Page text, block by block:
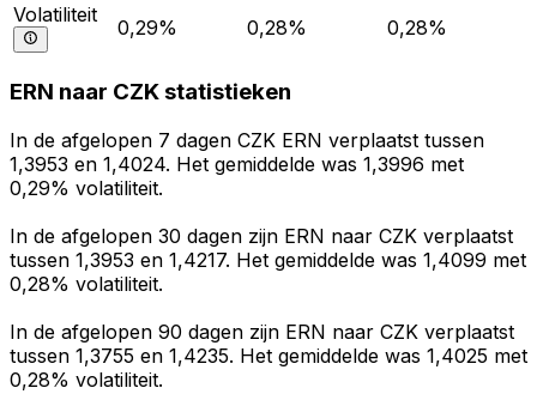
Volatiliteit
0,29% 0,28% 0,28%
ERN naar CZK statistieken
In de afgelopen 7 dagen CZK ERN verplaatst tussen
1,3953 en 1,4024. Het gemiddelde was 1,3996 met
0,29% volatiliteit.
In de afgelopen 30 dagen zijn ERN naar CZK verplaatst
tussen 1,3953 en 1,4217. Het gemiddelde was 1,4099 met
0,28% volatiliteit.
In de afgelopen 90 dagen zijn ERN naar CZK verplaatst
tussen 1,3755 en 1,4235. Het gemiddelde was 1,4025 met
0,28% volatiliteit.